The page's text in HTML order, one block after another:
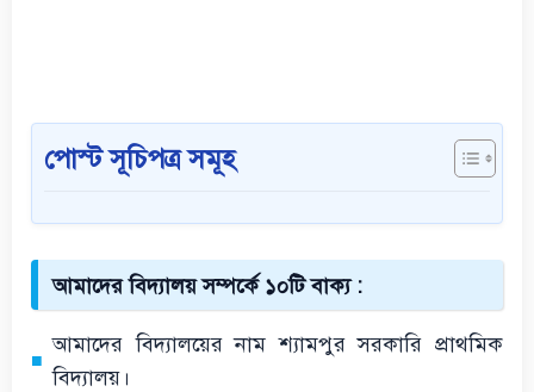
পোস্ট সূচিপত্র সমূহ
আমাদের বিদ্যালয় সম্পর্কে ১০টি বাক্য :
আমাদের বিদ্যালয়ের নাম শ্যামপুর সরকারি প্রাথমিক
বিদ্যালয়।